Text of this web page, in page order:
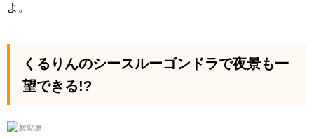
よ。
くるりんのシースルーゴンドラで夜景も一
望できる!?